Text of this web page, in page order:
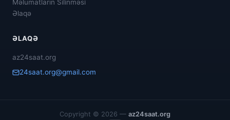
Məlumatların Silinməsi
Əlaqə
ƏLAQƏ
az24saat.org
24saat.org@gmail.com
Copyright © 2026 — az24saat.org